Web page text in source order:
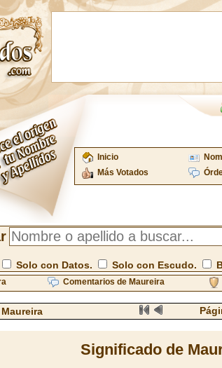
Inicio
Más Votados
Solo con Datos. Solo con Escudo.
Comentarios de Maureira
Significado de